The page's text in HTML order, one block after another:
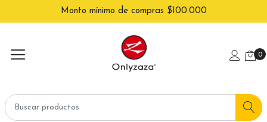
Monto mínimo de compras $100.000
0